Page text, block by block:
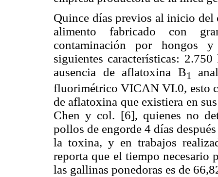
Quince días previos al inicio del
alimento fabricado con
contaminación por hongos
siguientes características:
ausencia de aflatoxina B1
fluorimétrico VICAN VI.0, esto
de aflatoxina que existiera en
Chen y col. [6], quienes no
pollos de engorde 4 días
la toxina, y en trabajos
reporta que el tiempo necesario
las gallinas ponedoras es de